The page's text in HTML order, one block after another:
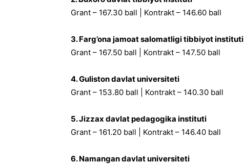
Grant – 167.30 ball | Kontrakt – 146.60 ball
3. Farg’ona jamoat salomatligi tibbiyot instituti
Grant – 167.50 ball | Kontrakt – 147.50 ball
4. Guliston davlat universiteti
Grant – 153.80 ball | Kontrakt – 140.30 ball
5. Jizzax davlat pedagogika instituti
Grant – 161.20 ball | Kontrakt – 146.40 ball
6. Namangan davlat universiteti